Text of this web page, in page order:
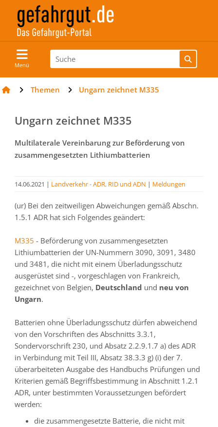
Menü
Themen Ungarn zeichnet M335
Ungarn zeichnet M335
Multilaterale Vereinbarung zur Beförderung von
zusammengesetzten Lithiumbatterien
14.06.2021 | Landverkehr - ADR, RID und ADN | Meldungen
(ur) Bei den zeitweiligen Abweichungen gemäß Abschn.
1.5.1 ADR hat sich Folgendes geändert:
M335 - Beförderung von zusammengesetzten
Lithiumbatterien der UN-Nummern 3090, 3091, 3480
und 3481, die nicht mit einem Überladungsschutz
ausgerüstet sind -, vorgeschlagen von Frankreich,
gezeichnet von Belgien, Deutschland und neu von
Ungarn.
Batterien ohne Überladungsschutz dürfen abweichend
von den Vorschriften des Abschnitts 3.3.1,
Sondervorschrift 230, und Absatz 2.2.9.1.7 a) des ADR
in Verbindung mit Teil III, Absatz 38.3.3 g) (i) der 7.
überarbeiteten Ausgabe des Handbuchs Prüfungen und
Kriterien gemäß Begriffsbestimmung in Abschnitt 1.2.1
ADR, unter bestimmten Voraussetzungen befördert
werden:
die zusammengesetzte Batterie, die nicht mit